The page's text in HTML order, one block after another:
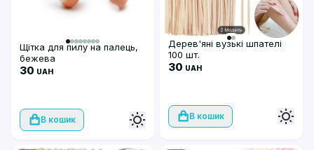
Щітка для пилу на палець,
бежева
30 UAH
В кошик
Дерев'яні вузькі шпателі
100 шт.
30 UAH
В кошик